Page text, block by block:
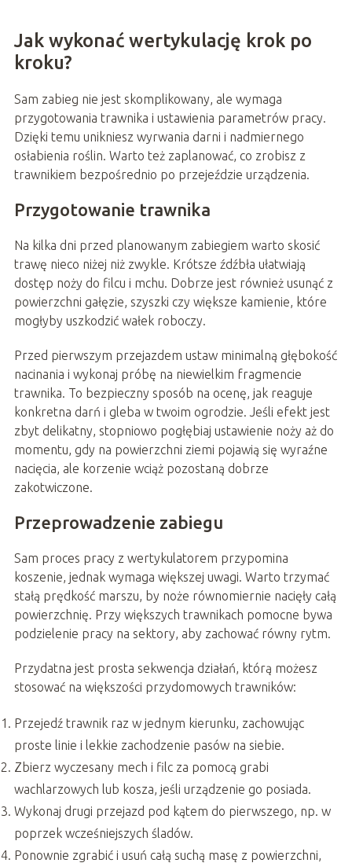
Jak wykonać wertykulację krok po
kroku?
Sam zabieg nie jest skomplikowany, ale wymaga
przygotowania trawnika i ustawienia parametrów pracy.
Dzięki temu unikniesz wyrwania darni i nadmiernego
osłabienia roślin. Warto też zaplanować, co zrobisz z
trawnikiem bezpośrednio po przejeździe urządzenia.
Przygotowanie trawnika
Na kilka dni przed planowanym zabiegiem warto skosić
trawę nieco niżej niż zwykle. Krótsze źdźbła ułatwiają
dostęp noży do filcu i mchu. Dobrze jest również usunąć z
powierzchni gałęzie, szyszki czy większe kamienie, które
mogłyby uszkodzić wałek roboczy.
Przed pierwszym przejazdem ustaw minimalną głębokość
nacinania i wykonaj próbę na niewielkim fragmencie
trawnika. To bezpieczny sposób na ocenę, jak reaguje
konkretna darń i gleba w twoim ogrodzie. Jeśli efekt jest
zbyt delikatny, stopniowo pogłębiaj ustawienie noży aż do
momentu, gdy na powierzchni ziemi pojawią się wyraźne
nacięcia, ale korzenie wciąż pozostaną dobrze
zakotwiczone.
Przeprowadzenie zabiegu
Sam proces pracy z wertykulatorem przypomina
koszenie, jednak wymaga większej uwagi. Warto trzymać
stałą prędkość marszu, by noże równomiernie nacięły całą
powierzchnię. Przy większych trawnikach pomocne bywa
podzielenie pracy na sektory, aby zachować równy rytm.
Przydatna jest prosta sekwencja działań, którą możesz
stosować na większości przydomowych trawników:
Przejedź trawnik raz w jednym kierunku, zachowując
proste linie i lekkie zachodzenie pasów na siebie.
Zbierz wyczesany mech i filc za pomocą grabi
wachlarzowych lub kosza, jeśli urządzenie go posiada.
Wykonaj drugi przejazd pod kątem do pierwszego, np. w
poprzek wcześniejszych śladów.
Ponownie zgrabić i usuń całą suchą masę z powierzchni,